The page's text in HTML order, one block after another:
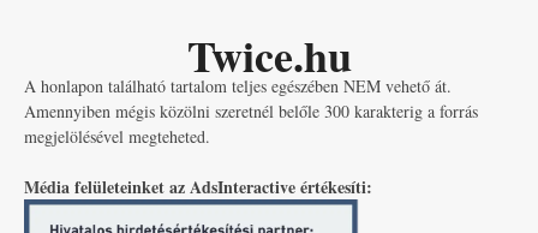
Twice.hu
A honlapon található tartalom teljes egészében NEM vehető át.
Amennyiben mégis közölni szeretnél belőle 300 karakterig a forrás
megjelölésével megteheted.
Média felületeinket az AdsInteractive értékesíti: